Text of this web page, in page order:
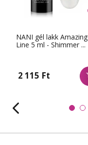
NANI gél lakk Amazing
Line 5 ml - Shimmer ...
2 115 Ft